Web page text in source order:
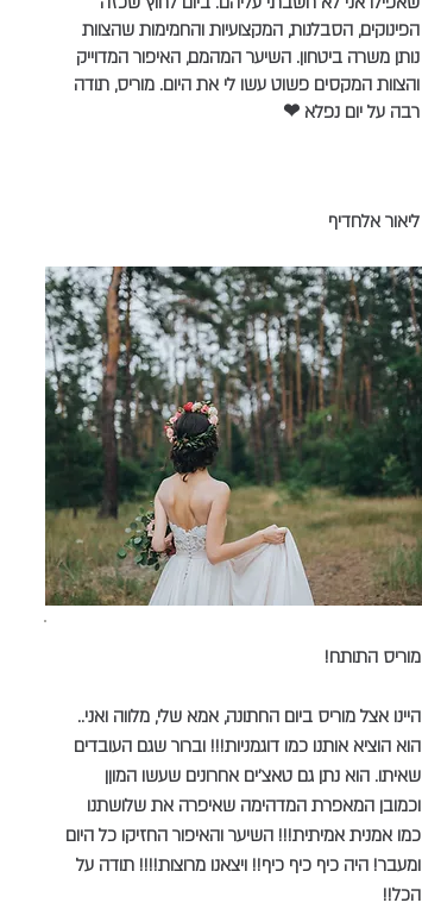
הפינוקים, הסבלנות, המקצועיות והחמימות שהצוות
נותן משרה ביטחון. השיער המהמם, האיפור המדוייק
והצוות המקסים פשוט עשו לי את היום. מוריס, תודה
רבה על יום נפלא ❤
ליאור אלחדיף
מוריס התותח!
היינו אצל מוריס ביום החתונה, אמא שלי, מלווה ואני..
הוא הוציא אותנו כמו דוגמניות!!! וברור שגם העובדים
שאיתו. הוא נתן גם טאצ'ים אחרונים שעשו המוןן
וכמובן המאפרת המדהימה שאיפרה את שלושתנו
כמו אמנית אמיתית!!! השיער והאיפור החזיקו כל היום
ומעבר! היה כיף כיף כיף!! ויצאנו מרוצות!!!! תודה על
הכל!!